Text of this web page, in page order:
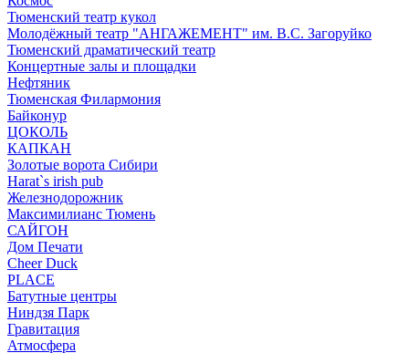
Тюменский театр кукол
Молодёжный театр "АНГАЖЕМЕНТ" им. В.С. Загоруйко
Тюменский драматический театр
Концертные залы и площадки
Нефтяник
Тюменская Филармония
Байконур
ЦОКОЛЬ
КАПКАН
Золотые ворота Сибири
Harat`s irish pub
Железнодорожник
Максимилианс Тюмень
САЙГОН
Дом Печати
Cheer Duck
PLACE
Батутные центры
Ниндзя Парк
Гравитация
Атмосфера